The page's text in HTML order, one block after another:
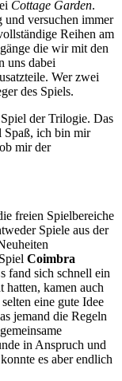
Cottage Garden.
versuchen immer
Reihen am
die wir mit den
uns dabei
Wer zwei
des Spiels.
der Trilogie. Das
Spaß, ich bin mir
mir der
freien Spielbereiche
Spiele aus der
Coimbra
fand sich schnell ein
hatten, kamen auch
eine gute Idee
jemand die Regeln
in Anspruch und
es aber endlich